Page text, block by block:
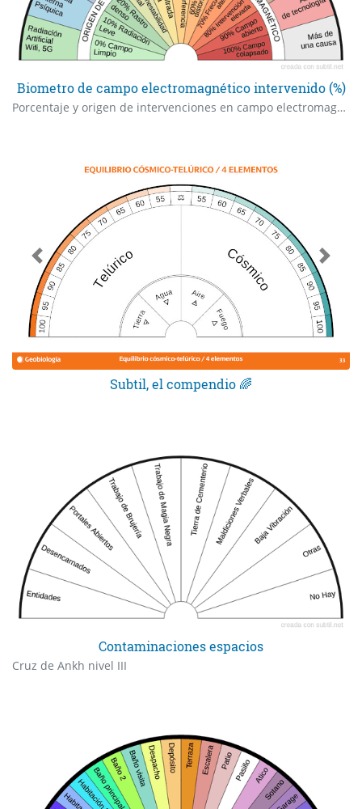
Biometro de campo electromagnético intervenido (%)
Porcentaje y origen de intervenciones en campo electromagnético
Subtil, el compendio 🌈
Contaminaciones espacios
Cruz de Ankh nivel III